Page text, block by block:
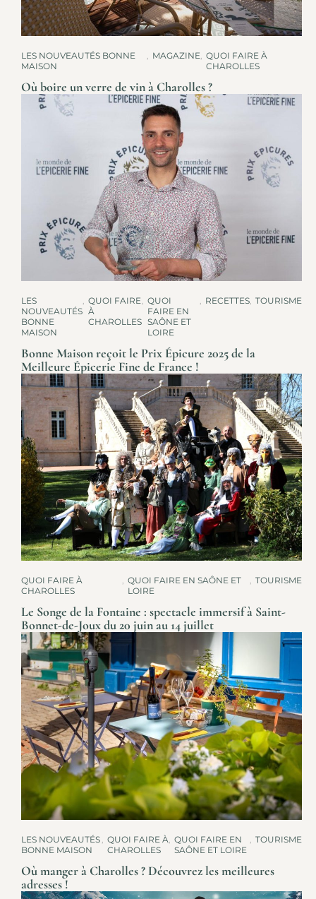
LES NOUVEAUTÉS BONNE
MAISON
MAGAZINE QUOI FAIRE À
CHAROLLES
Où boire un verre de vin à Charolles ?
LES
NOUVEAUTÉS
BONNE
MAISON
, QUOI FAIRE
À
CHAROLLES
, QUOI
FAIRE EN
SAÔNE ET
LOIRE
, RECETTES, TOURISME
Bonne Maison reçoit le Prix Épicure 2025 de la
Meilleure Épicerie Fine de France !
QUOI FAIRE À
CHAROLLES
, QUOI FAIRE EN SAÔNE ET
LOIRE
, TOURISME
Le Songe de la Fontaine : spectacle immersif à Saint-
Bonnet-de-Joux du 20 juin au 14 juillet
LES NOUVEAUTÉS
BONNE MAISON
, QUOI FAIRE À
CHAROLLES
, QUOI FAIRE EN
SAÔNE ET LOIRE
, TOURISME
Où manger à Charolles ? Découvrez les meilleures
adresses !